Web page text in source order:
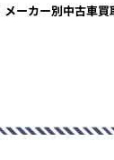
メーカー別中古車